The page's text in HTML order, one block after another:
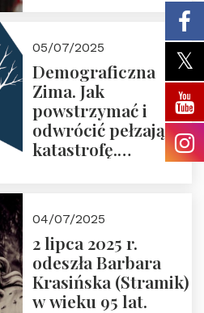
05/07/2025
Demograficzna
Zima. Jak
powstrzymać i
odwrócić pełzającą
katastrofę.
Nowego
Ćwierćwiecza”
04/07/2025
2 lipca 2025 r.
odeszła Barbara
Krasińska (Stramik)
w wieku 95 lat.